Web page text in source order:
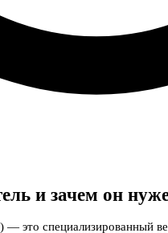
и зачем он
— это специализированный